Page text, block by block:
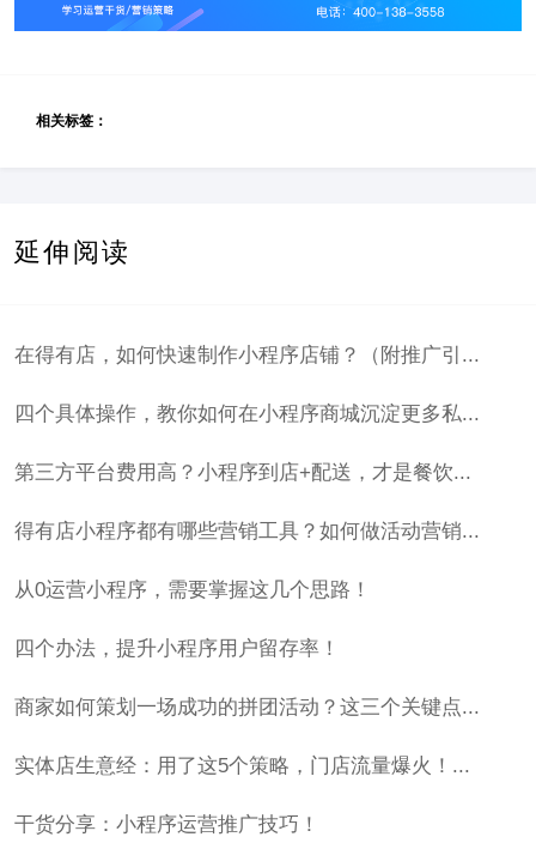
相关标签：
延伸阅读
在得有店，如何快速制作小程序店铺？（附推广引...
四个具体操作，教你如何在小程序商城沉淀更多私...
第三方平台费用高？小程序到店+配送，才是餐饮...
得有店小程序都有哪些营销工具？如何做活动营销...
从0运营小程序，需要掌握这几个思路！
四个办法，提升小程序用户留存率！
商家如何策划一场成功的拼团活动？这三个关键点...
实体店生意经：用了这5个策略，门店流量爆火！...
干货分享：小程序运营推广技巧！